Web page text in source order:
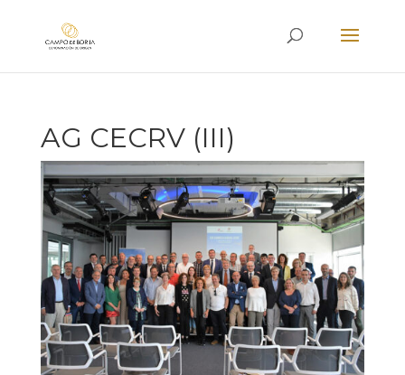
AG CECRV (III)